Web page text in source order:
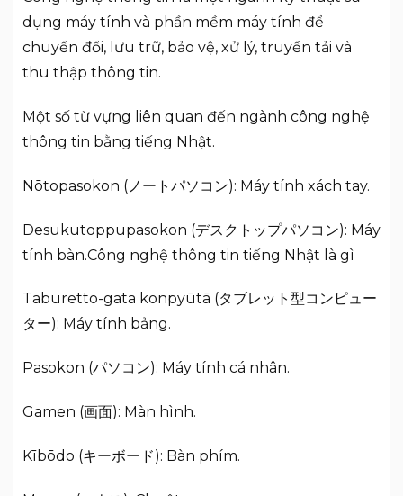
dụng máy tính và phần mềm máy tính để
chuyển đổi, lưu trữ, bảo vệ, xử lý, truyền tải và
thu thập thông tin.
Một số từ vựng liên quan đến ngành công nghệ
thông tin bằng tiếng Nhật.
Nōtopasokon (ノートパソコン): Máy tính xách tay.
Desukutoppupasokon (デスクトップパソコン): Máy
tính bàn.Công nghệ thông tin tiếng Nhật là gì
Taburetto-gata konpyūtā (タブレット型コンピュー
ター): Máy tính bảng.
Pasokon (パソコン): Máy tính cá nhân.
Gamen (画面): Màn hình.
Kībōdo (キーボード): Bàn phím.